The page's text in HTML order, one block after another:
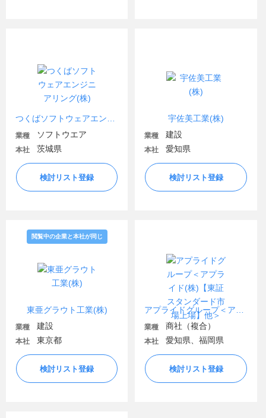
業種 ソフトウエア
本社 茨城県
検討リスト登録
宇佐美工業(株)
業種 建設
本社 愛知県
検討リスト登録
東亜グラウト工業(株)
閲覧中の企業と本社が同じ
業種 建設
本社 東京都
検討リスト登録
業種 商社（複合）
本社 愛知県、福岡県
検討リスト登録